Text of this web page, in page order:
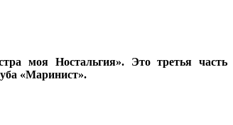
моя Ностальгия». Это третья часть
«Маринист».